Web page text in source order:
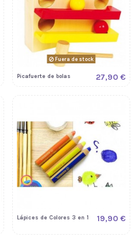
Fuera de stock
Picafuerte de bolas 27,90 €
Lápices de Colores 3 en 1 19,90 €